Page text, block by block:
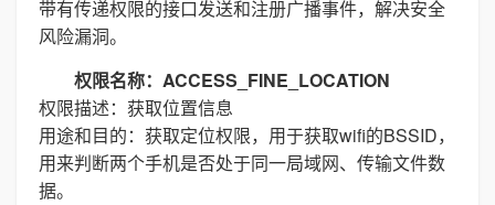
带有传递权限的接口发送和注册广播事件，解决安全
风险漏洞。
权限名称：ACCESS_FINE_LOCATION
权限描述：获取位置信息
用途和目的：获取定位权限，用于获取wifi的BSSID，
用来判断两个手机是否处于同一局域网、传输文件数
据。